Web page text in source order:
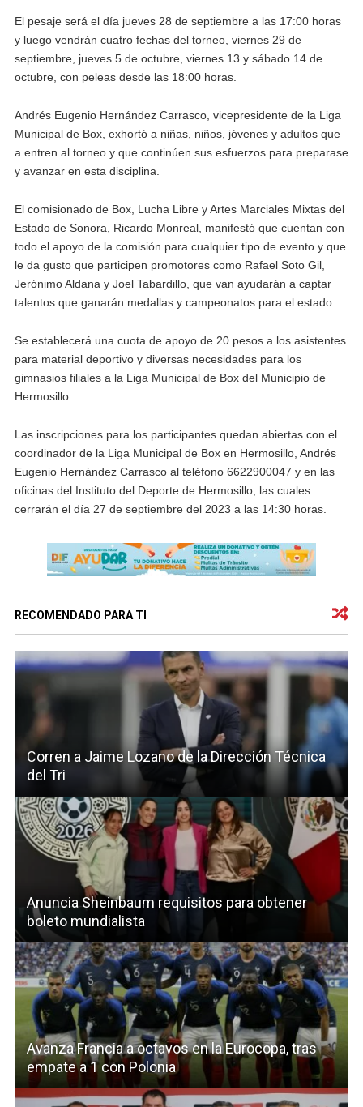
El pesaje será el día jueves 28 de septiembre a las 17:00 horas
y luego vendrán cuatro fechas del torneo, viernes 29 de
septiembre, jueves 5 de octubre, viernes 13 y sábado 14 de
octubre, con peleas desde las 18:00 horas.
Andrés Eugenio Hernández Carrasco, vicepresidente de la Liga
Municipal de Box, exhortó a niñas, niños, jóvenes y adultos que
a entren al torneo y que continúen sus esfuerzos para preparase
y avanzar en esta disciplina.
El comisionado de Box, Lucha Libre y Artes Marciales Mixtas del
Estado de Sonora, Ricardo Monreal, manifestó que cuentan con
todo el apoyo de la comisión para cualquier tipo de evento y que
le da gusto que participen promotores como Rafael Soto Gil,
Jerónimo Aldana y Joel Tabardillo, que van ayudarán a captar
talentos que ganarán medallas y campeonatos para el estado.
Se establecerá una cuota de apoyo de 20 pesos a los asistentes
para material deportivo y diversas necesidades para los
gimnasios filiales a la Liga Municipal de Box del Municipio de
Hermosillo.
Las inscripciones para los participantes quedan abiertas con el
coordinador de la Liga Municipal de Box en Hermosillo, Andrés
Eugenio Hernández Carrasco al teléfono 6622900047 y en las
oficinas del Instituto del Deporte de Hermosillo, las cuales
cerrarán el día 27 de septiembre del 2023 a las 14:30 horas.
RECOMENDADO PARA TI
Corren a Jaime Lozano de la Dirección Técnica
del Tri
Anuncia Sheinbaum requisitos para obtener
boleto mundialista
Avanza Francia a octavos en la Eurocopa, tras
empate a 1 con Polonia